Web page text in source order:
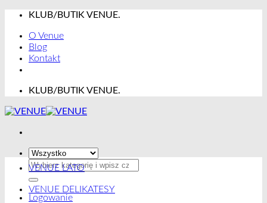
Przewiń
zawartości
KLUB/BUTIK VENUE.
O Venue
Blog
Kontakt
KLUB/BUTIK VENUE.
Szukaj:
Logowanie
VENUE LATO
VENUE DELIKATESY